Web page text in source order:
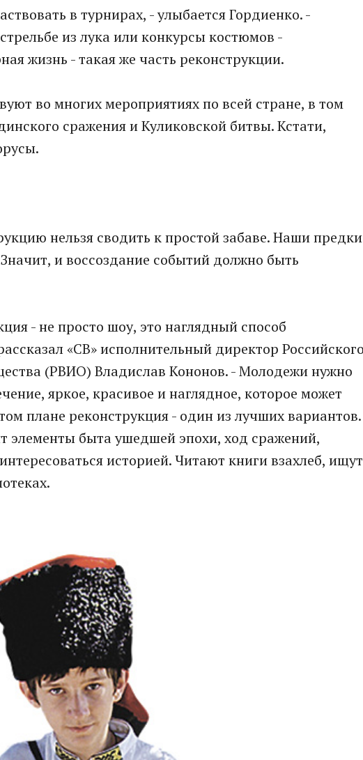
в турнирах, - улыбается Гордиенко. -
из лука или конкурсы костюмов -
жизнь - такая же часть реконструкции.
во многих мероприятиях по всей стране, в том
сражения и Куликовской битвы. Кстати,
нельзя сводить к простой забаве. Наши предки
и воссоздание событий должно быть
- не просто шоу, это наглядный способ
«СВ» исполнительный директор Российского
(РВИО) Владислав Кононов. - Молодежи нужно
яркое, красивое и наглядное, которое может
плане реконструкция - один из лучших вариантов.
элементы быта ушедшей эпохи, ход сражений,
историей. Читают книги взахлеб, ищут